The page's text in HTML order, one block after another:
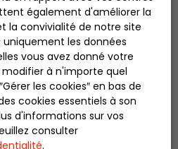
17 92
également d'améliorer la
la convivialité de notre site
uniquement les données
vous avez donné votre
à n'importe quel
les cookies″ en bas de
cookies essentiels à son
d'informations sur vos
consulter
.